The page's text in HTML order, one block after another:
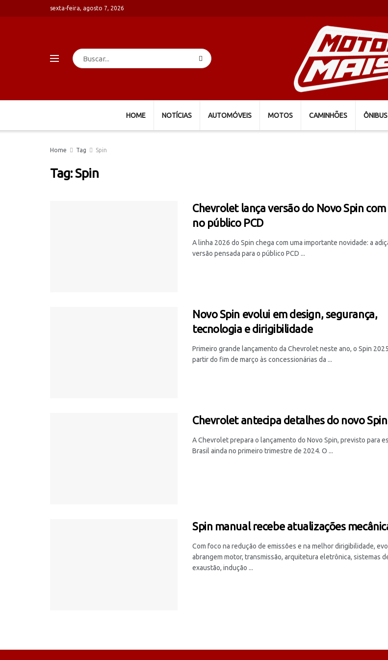
sexta-feira, agosto 7, 2026
HOME NOTÍCIAS AUTOMÓVEIS MOTOS CAMINHÕES ÔNIBUS
Home Tag Spin
Tag:Spin
Chevrolet lança versão do Novo Spin
no público PCD
A linha 2026 do Spin chega com uma importante novidade: a
versão pensada para o público PCD ...
Novo Spin evolui em design, segurança,
tecnologia e dirigibilidade
Primeiro grande lançamento da Chevrolet neste ano, o Spin
partir do fim de março às concessionárias da ...
Chevrolet antecipa detalhes do novo Spin
A Chevrolet prepara o lançamento do Novo Spin, previsto para
Brasil ainda no primeiro trimestre de 2024. O ...
Spin manual recebe atualizações
Com foco na redução de emissões e na melhor dirigibilidade,
abrangem motor, transmissão, arquitetura eletrônica, sistemas
exaustão, indução ...